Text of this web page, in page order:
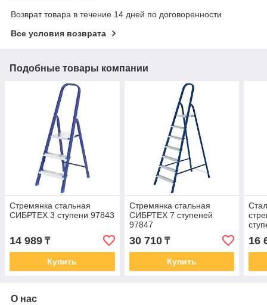
Возврат товара в течение 14 дней по договоренности
Все условия возврата
Подобные товары компании
Стремянка стальная
СИБРТЕХ 3 ступени 97843
14 989 ₸
Купить
Стремянка стальная
СИБРТЕХ 7 ступеней
97847
30 710₸
Купить
16
О нас